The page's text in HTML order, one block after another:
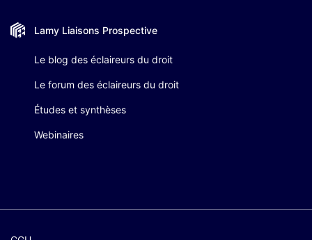
Lamy Liaisons Prospective
Le blog des éclaireurs du droit
Le forum des éclaireurs du droit
Études et synthèses
Webinaires